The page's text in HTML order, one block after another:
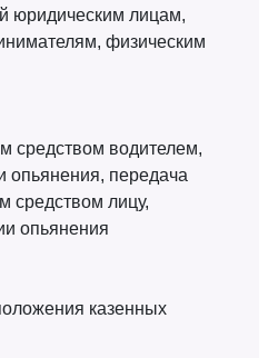
юридическим лицам,
физическим
средством водителем,
опьянения, передача
средством лицу,
опьянения
казенных